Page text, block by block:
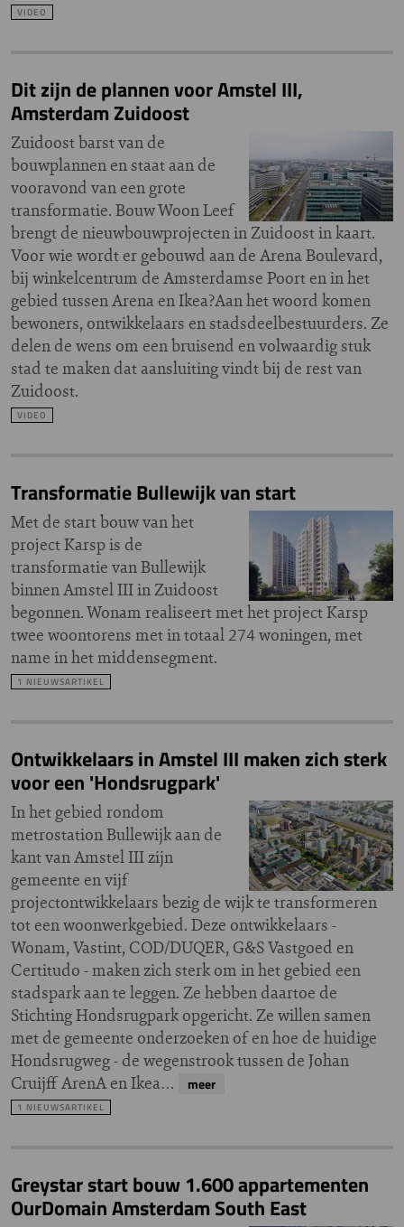
VIDEO
Dit zijn de plannen voor Amstel III,
Amsterdam Zuidoost
Zuidoost barst van de
bouwplannen en staat aan de
vooravond van een grote
transformatie. Bouw Woon Leef
brengt de nieuwbouwprojecten in Zuidoost in kaart.
Voor wie wordt er gebouwd aan de Arena Boulevard,
bij winkelcentrum de Amsterdamse Poort en in het
gebied tussen Arena en Ikea?Aan het woord komen
bewoners, ontwikkelaars en stadsdeelbestuurders. Ze
delen de wens om een bruisend en volwaardig stuk
stad te maken dat aansluiting vindt bij de rest van
Zuidoost.
VIDEO
Transformatie Bullewijk van start
Met de start bouw van het
project Karsp is de
transformatie van Bullewijk
binnen Amstel III in Zuidoost
begonnen. Wonam realiseert met het project Karsp
twee woontorens met in totaal 274 woningen, met
name in het middensegment.
1 NIEUWSARTIKEL
Ontwikkelaars in Amstel III maken zich sterk
voor een 'Hondsrugpark'
In het gebied rondom
metrostation Bullewijk aan de
kant van Amstel III zijn
gemeente en vijf
projectontwikkelaars bezig de wijk te transformeren
tot een woonwerkgebied. Deze ontwikkelaars -
Wonam, Vastint, COD/DUQER, G&S Vastgoed en
Certitudo - maken zich sterk om in het gebied een
stadspark aan te leggen. Ze hebben daartoe de
Stichting Hondsrugpark opgericht. Ze willen samen
met de gemeente onderzoeken of en hoe de huidige
Hondsrugweg - de wegenstrook tussen de Johan
Cruijff ArenA en Ikea…
meer
1 NIEUWSARTIKEL
Greystar start bouw 1.600 appartementen
OurDomain Amsterdam South East